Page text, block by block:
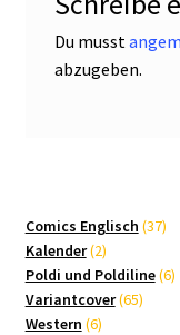
Du musst
abzugeben.
Comics Englisch 3737
Kalender 22
Produkte
Poldi und Poldiline 66
Variantcover 6565
Western 66